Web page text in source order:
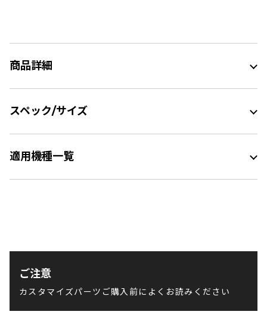
商品詳細
スペック/サイズ
適用機種一覧
ご注意
カスタマイズパーツご購入前によくお読みください